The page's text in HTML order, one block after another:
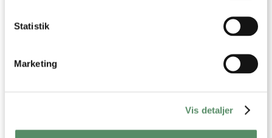
Statistik
Marketing
Vis detaljer